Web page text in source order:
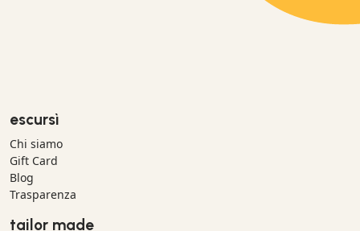
escursì
Chi siamo
Gift Card
Blog
Trasparenza
tailor made